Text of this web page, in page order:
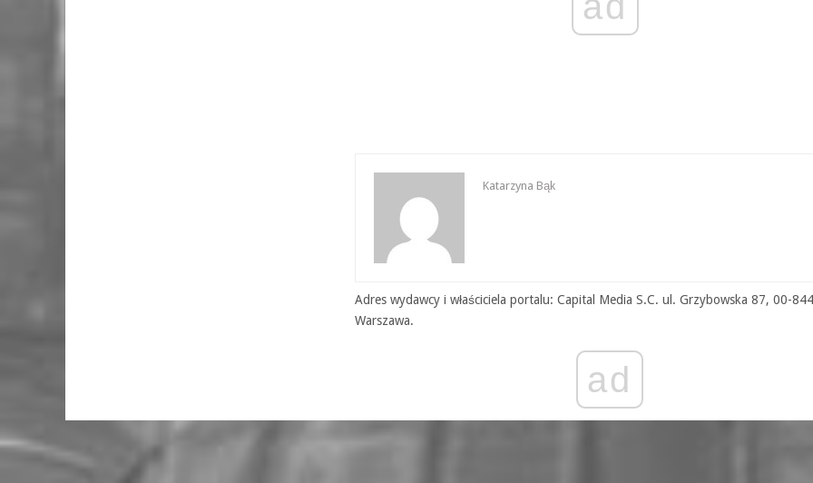
Katarzyna Bąk
Adres wydawcy i właściciela portalu: Capital Media S.C. ul. Grzybowska 87, 00-844
Warszawa.
ad